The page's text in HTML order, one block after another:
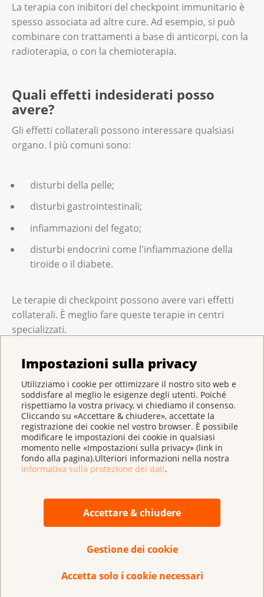
Impostazioni sulla privacy
Utilizziamo i cookie per ottimizzare il nostro sito web e
soddisfare al meglio le esigenze degli utenti. Poiché
rispettiamo la vostra privacy, vi chiediamo il consenso.
Cliccando su «Accettare & chiudere», accettate la
registrazione dei cookie nel vostro browser. È possibile
modificare le impostazioni dei cookie in qualsiasi
momento nelle «Impostazioni sulla privacy» (link in
fondo alla pagina).Ulteriori informazioni nella nostra
informativa sulla protezione dei dati.
Accettare & chiudere
Gestione dei cookie
Accetta solo i cookie necessari
La terapia con inibitori del checkpoint immunitario è
spesso associata ad altre cure. Ad esempio, si può
combinare con trattamenti a base di anticorpi, con la
radioterapia, o con la chemioterapia.
Quali effetti indesiderati posso
avere?
Gli effetti collaterali possono interessare qualsiasi
organo. I più comuni sono:
disturbi della pelle;
disturbi gastrointestinali;
infiammazioni del fegato;
disturbi endocrini come l'infiammazione della
tiroide o il diabete.
Le terapie di checkpoint possono avere vari effetti
collaterali. È meglio fare queste terapie in centri
specializzati.
équipe curante. È importante riconoscere i sintomi il
prima possibile. Se sono effetti collaterali
dell'immunoterapia, si possono curare meglio.
Inoltre, gli effetti indesiderati possono manifestarsi in
momenti diversi: durante la terapia, ma anche un
anno dopo l'ultima dose.
Per ulteriori informazioni, legga l'opuscolo della Lega
contro il cancro « L’immunoterapia con gli inibitori dei
Aggiornato a ottobre del 2023